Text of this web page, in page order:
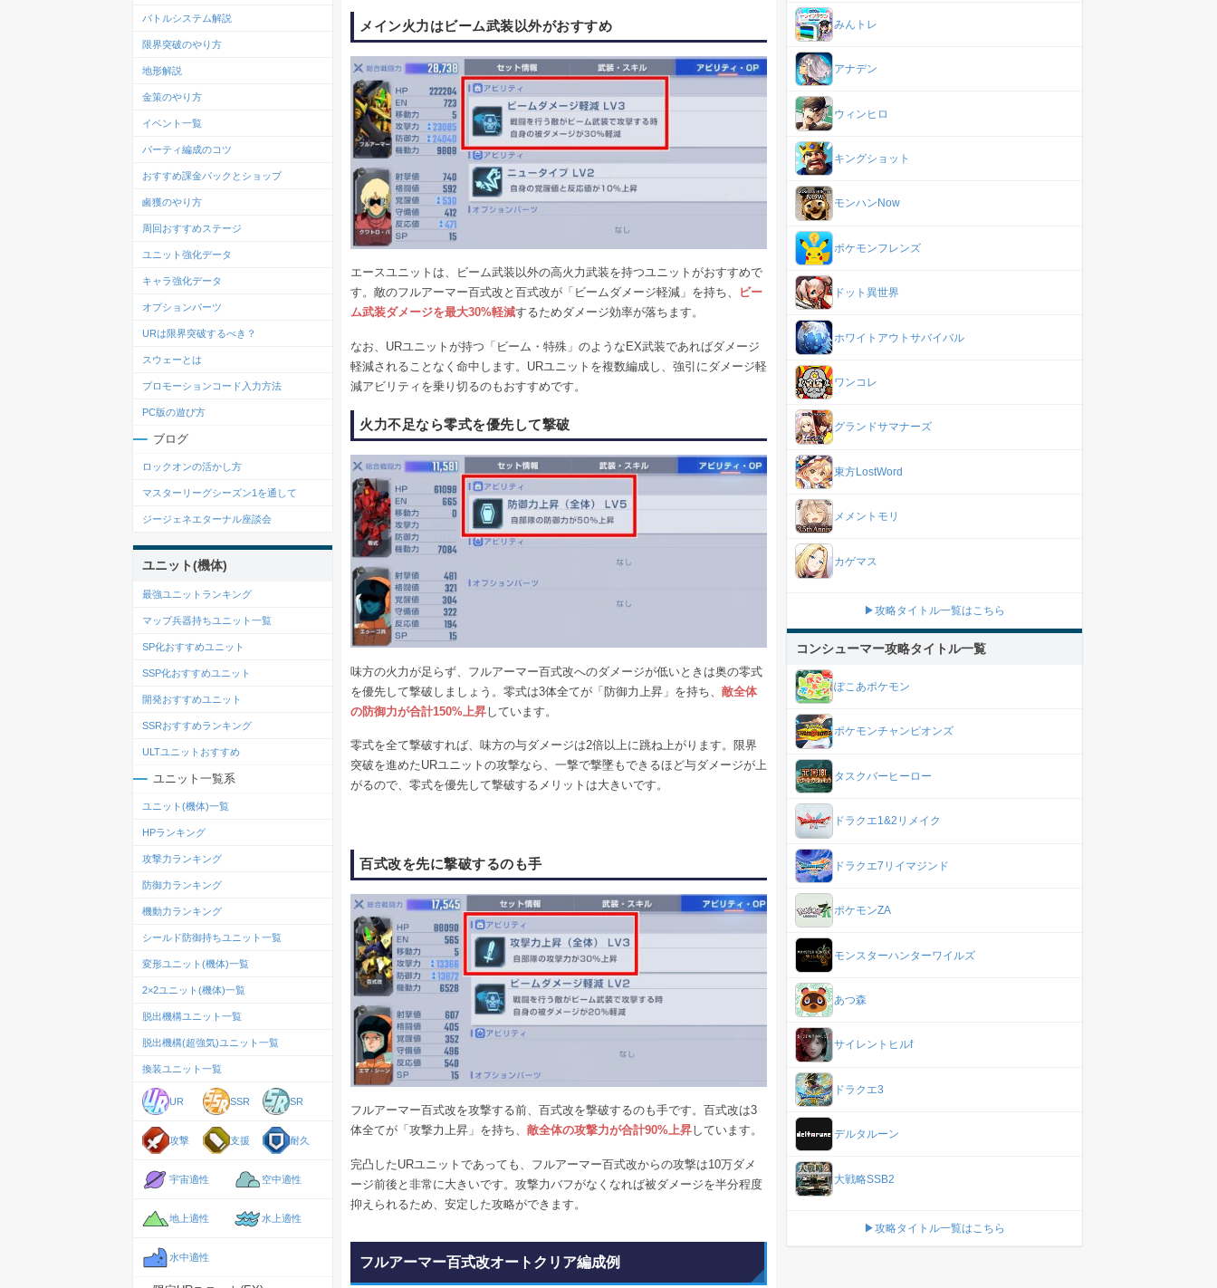
メイン火力はビーム武装以外がおすすめ
エースユニットは、ビーム武装以外の高火力武装を持つユニットがおすすめで
す。敵のフルアーマー百式改と百式改が「ビームダメージ軽減」を持ち、
ビー
ム武装ダメージを最大30%軽減するためダメージ効率が落ちます。
なお、URユニットが持つ「ビーム・特殊」のようなEX武装であればダメージ
軽減されることなく命中します。URユニットを複数編成し、強引にダメージ軽
減アビリティを乗り切るのもおすすめです。
火力不足なら零式を優先して撃破
味方の火力が足らず、フルアーマー百式改へのダメージが低いときは奥の零式
を優先して撃破しましょう。零式は3体全てが「防御力上昇」を持ち、 敵全体
の防御力が合計150%上昇しています。
零式を全て撃破すれば、味方の与ダメージは2倍以上に跳ね上がります。限界
突破を進めたURユニットの攻撃なら、一撃で撃墜もできるほど与ダメージが上
がるので、零式を優先して撃破するメリットは大きいです。
百式改を先に撃破するのも手
フルアーマー百式改を攻撃する前、百式改を撃破するのも手です。百式改は3
体全てが「攻撃力上昇」を持ち、 敵全体の攻撃力が合計90%上昇しています。
完凸したURユニットであっても、フルアーマー百式改からの攻撃は10万ダメ
ージ前後と非常に大きいです。攻撃力バフがなくなれば被ダメージを半分程度
抑えられるため、安定した攻略ができます。
フルアーマー百式改オートクリア編成例
バトルシステム解説
限界突破のやり方
地形解説
金策のやり方
イベント一覧
パーティ編成のコツ
おすすめ課金パックとショップ
鹵獲のやり方
周回おすすめステージ
ユニット強化データ
キャラ強化データ
オプションパーツ
URは限界突破するべき？
スウェーとは
プロモーションコード入力方法
PC版の遊び方
ブログ
ロックオンの活かし方
マスターリーグシーズン1を通して
ジージェネエターナル座談会
ユニット(機体)
最強ユニットランキング
マップ兵器持ちユニット一覧
SP化おすすめユニット
SSP化おすすめユニット
開発おすすめユニット
SSRおすすめランキング
ULTユニットおすすめ
ユニット一覧系
ユニット(機体)一覧
HPランキング
攻撃力ランキング
防御力ランキング
機動力ランキング
シールド防御持ちユニット一覧
変形ユニット(機体)一覧
2×2ユニット(機体)一覧
脱出機構ユニット一覧
脱出機構(超強気)ユニット一覧
換装ユニット一覧
UR SSR SR
攻撃 支援 耐久
宇宙適性 空中適性
地上適性 水上適性
水中適性
みんトレ
アナデン
ウィンヒロ
キングショット
モンハンNow
ポケモンフレンズ
ドット異世界
ホワイトアウトサバイバル
ワンコレ
グランドサマナーズ
東方LostWord
メメントモリ
カゲマス
▶攻略タイトル一覧はこちら
コンシューマー攻略タイトル一覧
ぽこあポケモン
ポケモンチャンピオンズ
タスクバーヒーロー
ドラクエ1&2リメイク
ドラクエ7リイマジンド
ポケモンZA
モンスターハンターワイルズ
あつ森
サイレントヒルf
ドラクエ3
デルタルーン
大戦略SSB2
▶攻略タイトル一覧はこちら